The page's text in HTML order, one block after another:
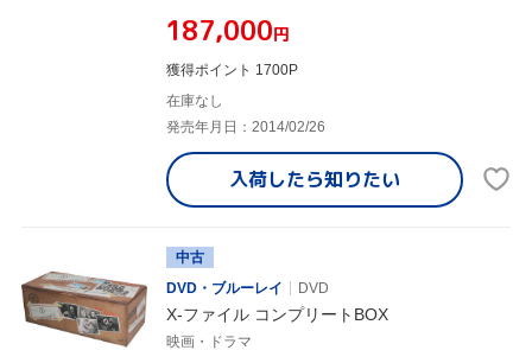
¥187,000円
獲得ポイント 1700P
在庫なし
発売年月日：2014/02/26
入荷したら知りたい
中古
DVD・ブルーレイ
DVD
X-ファイル コンプリートBOX
映画・ドラマ